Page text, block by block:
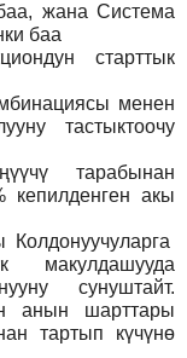
жана Система
баа
старттык
менен
тастыктоочу
тарабынан
кепилденген акы
Колдонуучуларга
макулдашууда
сунуштайт.
анын шарттары
тартып күчүнө